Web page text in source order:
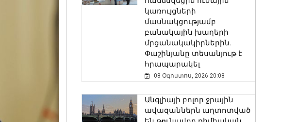
կառույցների
մասնակցությամբ
բանակային խաղերի
մրցանակակիրներին.
Փաշինյանը տեսանյութ է
հրապարակել
08 Օգոստոս, 2026 20:08
Անգլիայի բոլոր ջրային
ավազաններն աղտոտված